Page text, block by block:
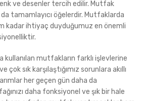
ve desenler tercih edilir. Mutfak
tamamlayıcı öğelerdir. Mutfaklarda
kadar ihtiyaç duyduğumuz en önemli
kullanılan mutfakların farklı işlevlerine
çok sık karşılaştığımız sorunlara akıllı
her geçen gün daha da
daha fonksiyonel ve şık bir hale